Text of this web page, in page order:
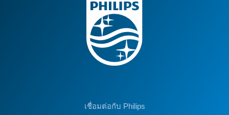
เชื่อมต่อกับ Philips